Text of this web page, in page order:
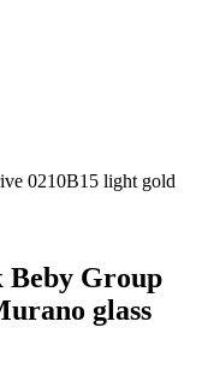
0210B15 light gold
Group
glass